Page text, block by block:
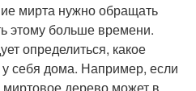
мирта нужно обращать
этому больше времени.
определиться, какое
себя дома. Например, если